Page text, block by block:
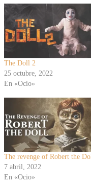
The Doll 2
25 octubre, 2022
En «Ocio»
The revenge of Robert the
7 abril, 2022
En «Ocio»